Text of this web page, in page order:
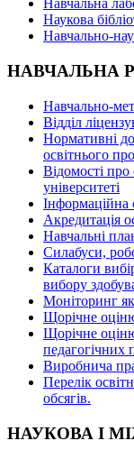
Навчальна
Наукова
Навчально-
НАВЧАЛЬНА
Навчально-
Відділ
Нормативні
освітнього
Відомості про
університеті
Інформаційна
Акредитація
Навчальні
Силабуси,
Каталоги
вибору
Моніторинг
Щорічне
Щорічне
педагогічних
Виробнича
Перелік
oбсягів.
НАУКОВА І